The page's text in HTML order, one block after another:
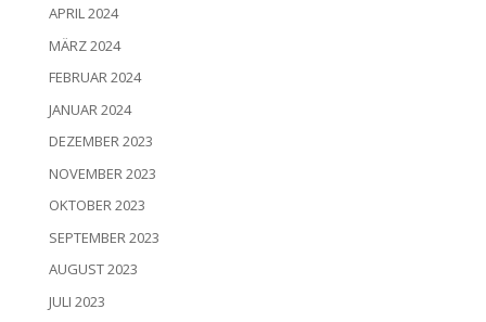
APRIL 2024
MÄRZ 2024
FEBRUAR 2024
JANUAR 2024
DEZEMBER 2023
NOVEMBER 2023
OKTOBER 2023
SEPTEMBER 2023
AUGUST 2023
JULI 2023